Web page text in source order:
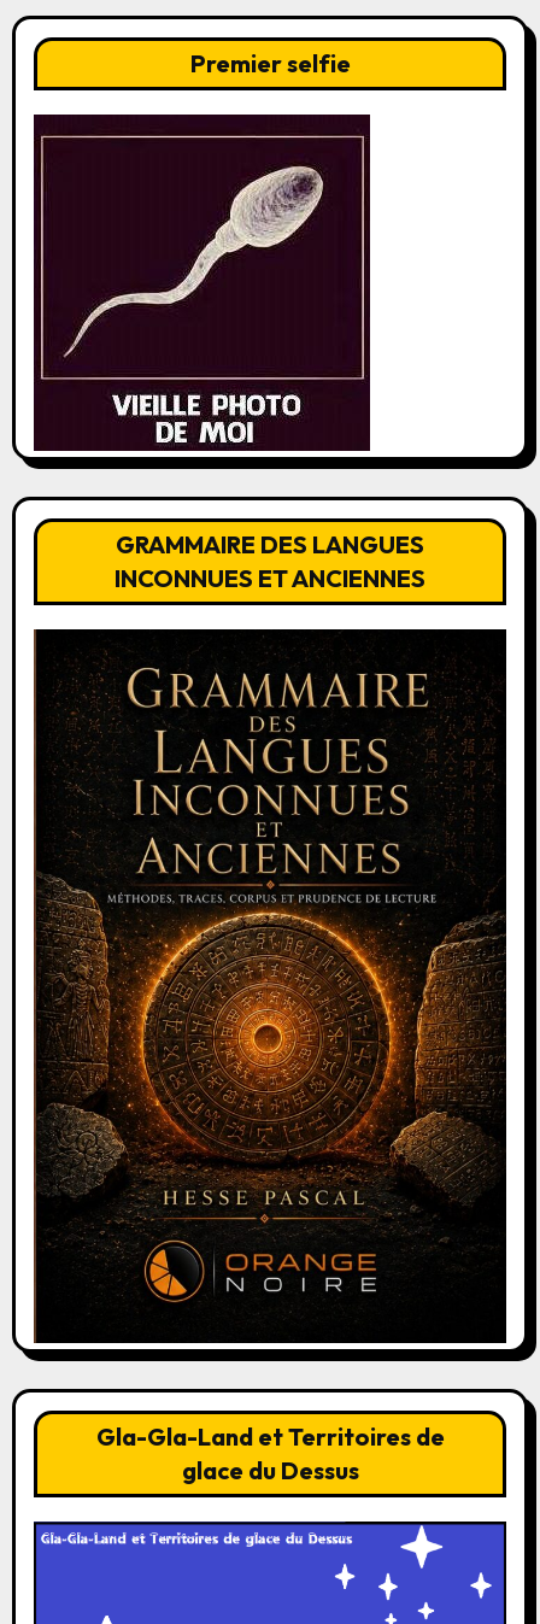
Premier selfie
GRAMMAIRE DES LANGUES
INCONNUES ET ANCIENNES
Gla-Gla-Land et Territoires de
glace du Dessus